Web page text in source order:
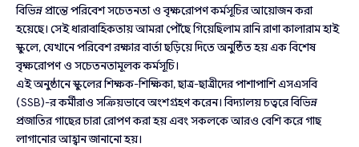
বিভিন্ন প্রান্তে পরিবেশ সচেতনতা ও বৃক্ষরোপণ কর্মসূচির আয়োজন করা
হয়েছে। সেই ধারাবাহিকতায় আমরা পৌঁছে গিয়েছিলাম রানি রাণা কালারাম হাই
স্কুলে, যেখানে পরিবেশ রক্ষার বার্তা ছড়িয়ে দিতে অনুষ্ঠিত হয় এক বিশেষ
বৃক্ষরোপণ ও সচেতনতামূলক কর্মসূচি।
এই অনুষ্ঠানে স্কুলের শিক্ষক-শিক্ষিকা, ছাত্র-ছাত্রীদের পাশাপাশি এসএসবি
(SSB)-র কর্মীরাও সক্রিয়ভাবে অংশগ্রহণ করেন। বিদ্যালয় চত্বরে বিভিন্ন
প্রজাতির গাছের চারা রোপণ করা হয় এবং সকলকে আরও বেশি করে গাছ
লাগানোর আহ্বান জানানো হয়।